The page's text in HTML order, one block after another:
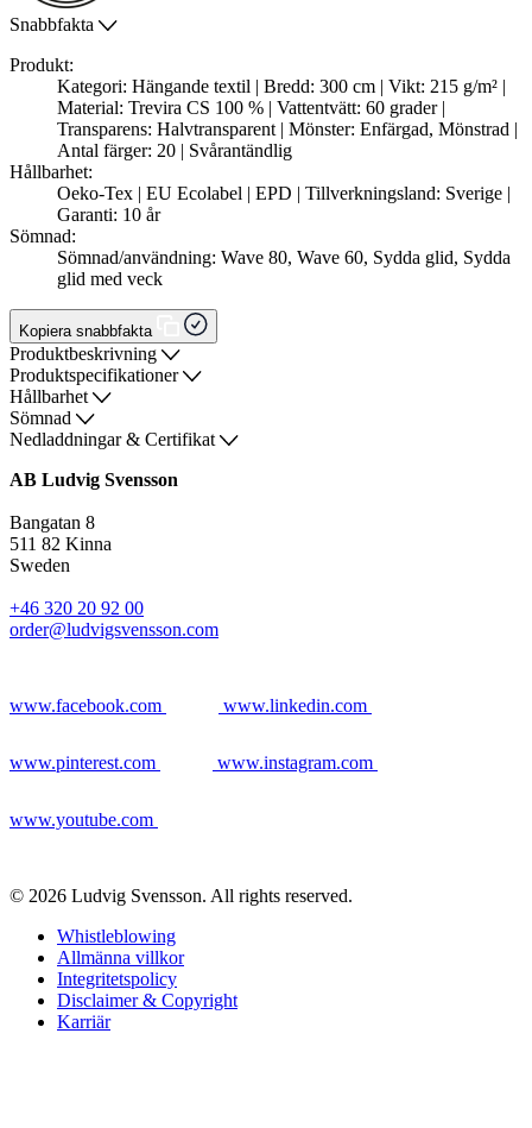
Snabbfakta
Produkt:
Kategori: Hängande textil | Bredd: 300 cm | Vikt: 215 g/m² |
Material: Trevira CS 100 % | Vattentvätt: 60 grader |
Transparens: Halvtransparent | Mönster: Enfärgad, Mönstrad |
Antal färger: 20 | Svårantändlig
Hållbarhet:
Oeko-Tex | EU Ecolabel | EPD | Tillverkningsland: Sverige |
Garanti: 10 år
Sömnad:
Sömnad/användning: Wave 80, Wave 60, Sydda glid, Sydda
glid med veck
Kopiera snabbfakta
Produktbeskrivning
Produktspecifikationer
Hållbarhet
Sömnad
Nedladdningar & Certifikat
AB Ludvig Svensson
Bangatan 8
511 82 Kinna
Sweden
+46 320 20 92 00
order@ludvigsvensson.com
www.facebook.com www.linkedin.com
www.pinterest.com www.instagram.com
www.youtube.com
© 2026 Ludvig Svensson. All rights reserved.
Whistleblowing
Allmänna villkor
Integritetspolicy
Disclaimer & Copyright
Karriär